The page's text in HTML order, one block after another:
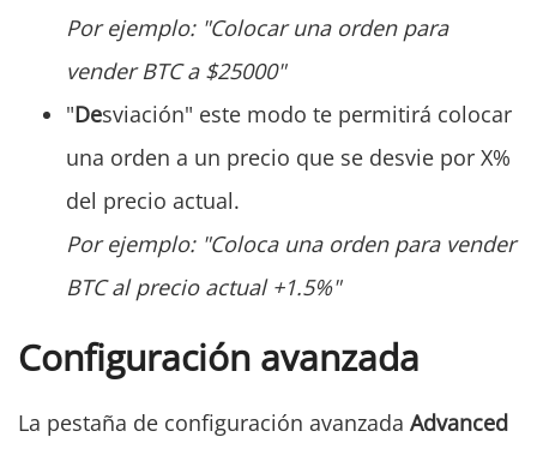
Por ejemplo: "Colocar una orden para
vender BTC a $25000"
"Desviación" este modo te permitirá colocar
una orden a un precio que se desvie por X%
del precio actual. ‌
Por ejemplo: "Coloca una orden para vender
BTC al precio actual +1.5%"
Configuración avanzada
La pestaña de configuración avanzada Advanced